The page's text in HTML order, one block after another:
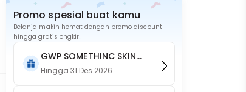
Promo spesial buat kamu
Belanja makin hemat dengan promo discount
hingga gratis ongkir!
GWP SOMETHINC SKIN
GOALS Brightening Body
Hingga31 Des 2026